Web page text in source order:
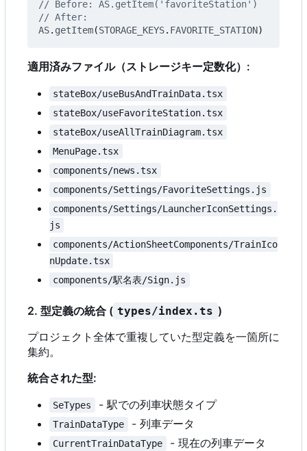
AS. getItem(STORAGE_KEYS. FAVORITE_STATION)
適用済みファイル（ストレージキー定数化）:
stateBox/useBusAndTrainData.tsx
stateBox/useFavoriteStation.tsx
stateBox/useAllTrainDiagram.tsx
MenuPage.tsx
components/news.tsx
components/Settings/FavoriteSettings.js
components/Settings/LauncherIconSettings.
js
components/ActionSheetComponents/TrainIco
nUpdate.tsx
components/駅名表/Sign.js
2. 型定義の統合 ( types/index.ts )
プロジェクト全体で重複していた型定義を一箇所に
集約。
統合された型:
SeTypes - 駅での列車状態タイプ
TrainDataType - 列車データ
CurrentTrainDataType - 現在の列車データ